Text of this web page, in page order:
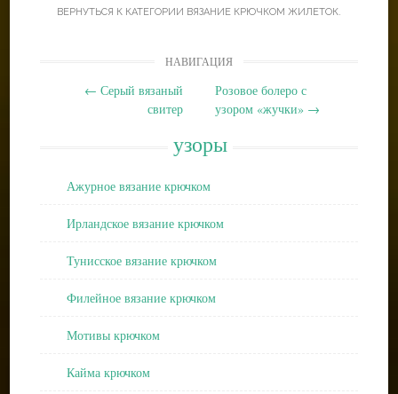
ВЕРНУТЬСЯ К КАТЕГОРИИ ВЯЗАНИЕ КРЮЧКОМ ЖИЛЕТОК.
НАВИГАЦИЯ
← Серый вязаный
свитер
Розовое болеро с
узором «жучки» →
узоры
Ажурное вязание крючком
Ирландское вязание крючком
Тунисское вязание крючком
Филейное вязание крючком
Мотивы крючком
Кайма крючком